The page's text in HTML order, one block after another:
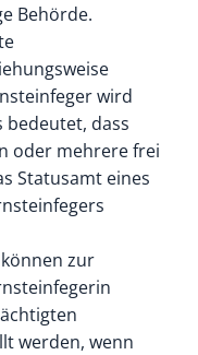
Behörde.
wird
bedeutet, dass
oder mehrere frei
Statusamt eines
zur
werden, wenn